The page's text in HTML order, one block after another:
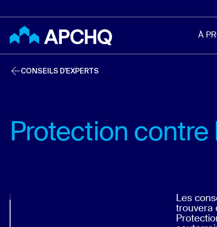
À
CONSEILS D'EXPERTS
Protection contre
Les
trouvera